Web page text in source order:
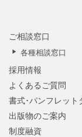
ご相談窓口
各種相談窓口
採用情報
よくあるご質問
書式･パンフレット
出版物のご案内
制度融資